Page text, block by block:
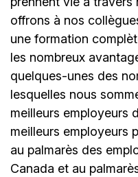
offrons à nos
une formation
les nombreux
quelques-unes des
lesquelles nous
meilleurs employeurs
meilleurs employeurs
au palmarès des
Canada et au